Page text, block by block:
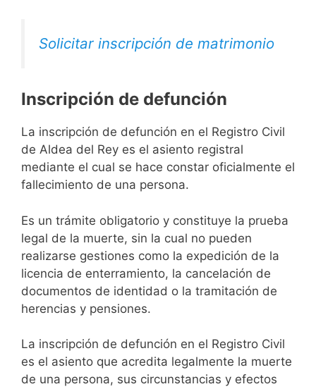
Solicitar inscripción de matrimonio
Inscripción de defunción
La inscripción de defunción en el Registro Civil
de Aldea del Rey es el asiento registral
mediante el cual se hace constar oficialmente el
fallecimiento de una persona.
Es un trámite obligatorio y constituye la prueba
legal de la muerte, sin la cual no pueden
realizarse gestiones como la expedición de la
licencia de enterramiento, la cancelación de
documentos de identidad o la tramitación de
herencias y pensiones.
La inscripción de defunción en el Registro Civil
es el asiento que acredita legalmente la muerte
de una persona, sus circunstancias y efectos